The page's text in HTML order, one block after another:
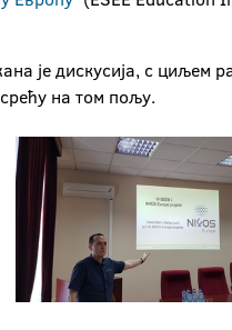
је дискусија, с циљем
на том пољу.